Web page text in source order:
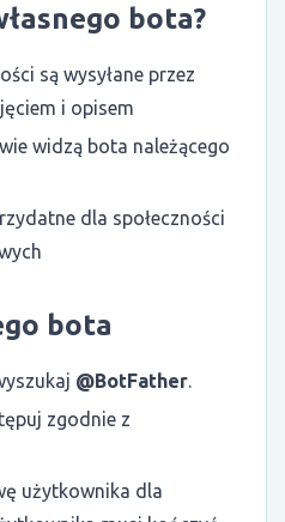
bota?
są wysyłane przez
i opisem
widzą bota należącego
dla społeczności
bota
@BotFather.
zgodnie z
użytkownika dla